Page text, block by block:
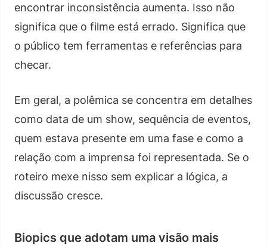
encontrar inconsistência aumenta. Isso não
significa que o filme está errado. Significa que
o público tem ferramentas e referências para
checar.
Em geral, a polêmica se concentra em detalhes
como data de um show, sequência de eventos,
quem estava presente em uma fase e como a
relação com a imprensa foi representada. Se o
roteiro mexe nisso sem explicar a lógica, a
discussão cresce.
Biopics que adotam uma visão mais